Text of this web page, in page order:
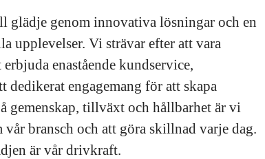
glädje genom innovativa lösningar och en
upplevelser. Vi strävar efter att vara
enastående kundservice,
engagemang för att skapa
gemenskap, tillväxt och hållbarhet är vi
bransch och att göra skillnad varje dag.
är vår drivkraft.